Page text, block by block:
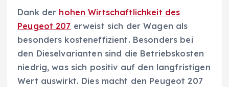
Dank der hohen Wirtschaftlichkeit des
Peugeot 207 erweist sich der Wagen als
besonders kosteneffizient. Besonders bei
den Dieselvarianten sind die Betriebskosten
niedrig, was sich positiv auf den langfristigen
Wert auswirkt. Dies macht den Peugeot 207